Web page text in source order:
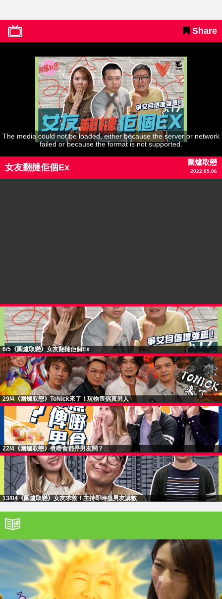
Share
The media could not be loaded, either because the server or network
failed or because the format is not supported.
女友翻撻佢個Ex
圍爐取戀
2022.05.06
6/5《圍爐取戀》女友翻撻佢個Ex
29/4《圍爐取戀》ToNick來了！玩物喪偶真男人
22/4《圍爐取戀》煮嘢食都畀男友鬧？
13/04《圍爐取戀》女友求救！主持即時搵男友講數